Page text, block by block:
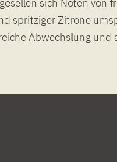
sich Noten von
spritziger Zitrone
Abwechslung und